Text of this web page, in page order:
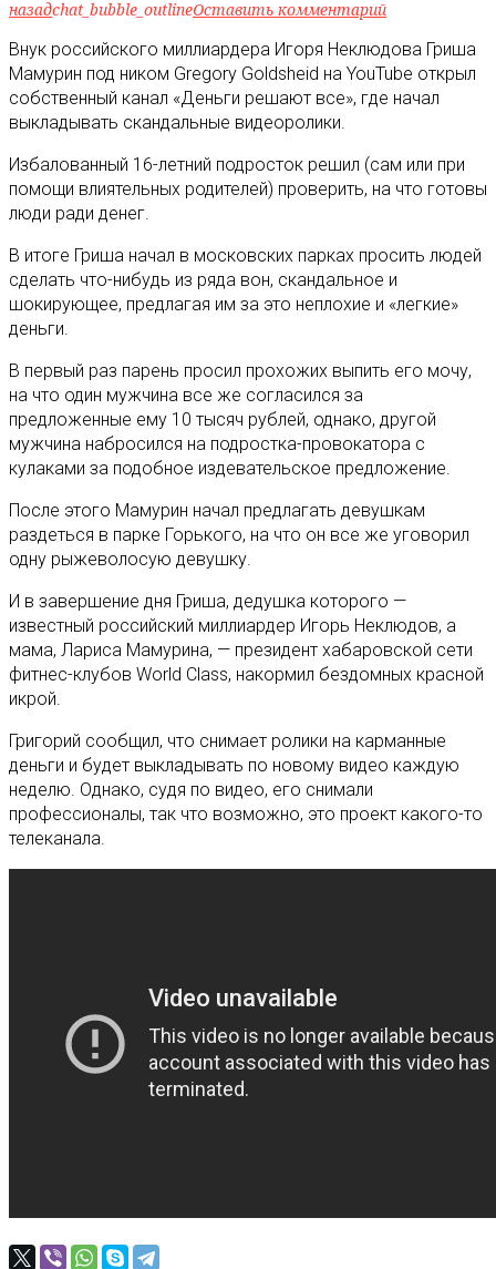
назадchat_bubble_outlineОставить комментарий
Внук российского миллиардера Игоря Неклюдова Гриша
Мамурин под ником Gregory Goldsheid на YouTube открыл
собственный канал «Деньги решают все», где начал
выкладывать скандальные видеоролики.
Избалованный 16-летний подросток решил (сам или при
помощи влиятельных родителей) проверить, на что готовы
люди ради денег.
В итоге Гриша начал в московских парках просить людей
сделать что-нибудь из ряда вон, скандальное и
шокирующее, предлагая им за это неплохие и «легкие»
деньги.
В первый раз парень просил прохожих выпить его мочу,
на что один мужчина все же согласился за
предложенные ему 10 тысяч рублей, однако, другой
мужчина набросился на подростка-провокатора с
кулаками за подобное издевательское предложение.
После этого Мамурин начал предлагать девушкам
раздеться в парке Горького, на что он все же уговорил
одну рыжеволосую девушку.
И в завершение дня Гриша, дедушка которого —
известный российский миллиардер Игорь Неклюдов, а
мама, Лариса Мамурина, — президент хабаровской сети
фитнес-клубов World Class, накормил бездомных красной
икрой.
Григорий сообщил, что снимает ролики на карманные
деньги и будет выкладывать по новому видео каждую
неделю. Однако, судя по видео, его снимали
профессионалы, так что возможно, это проект какого-то
телеканала.